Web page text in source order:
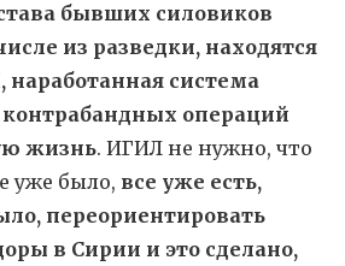
бывших силовиков
из разведки, находятся
система
операций
жизнь. ИГИЛ не нужно, что
уже было, все уже есть,
переориентировать
в Сирии и это сделано,